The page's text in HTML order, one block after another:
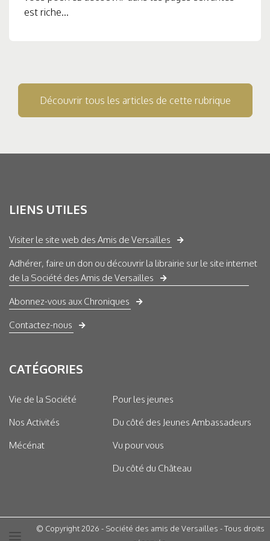
est riche...
Découvrir tous les articles de cette rubrique
LIENS UTILES
Visiter le site web des Amis de Versailles
Adhérer, faire un don ou découvrir la librairie sur le site internet
de la Société des Amis de Versailles
Abonnez-vous aux Chroniques
Contactez-nous
CATÉGORIES
Vie de la Société
Nos Activités
Mécénat
Pour les jeunes
Du côté des Jeunes Ambassadeurs
Vu pour vous
Du côté du Château
© Copyright 2026 - Société des amis de Versailles - Tous droits